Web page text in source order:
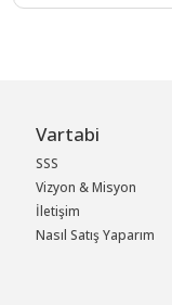
Vartabi
SSS
Vizyon & Misyon
İletişim
Nasıl Satış Yaparım